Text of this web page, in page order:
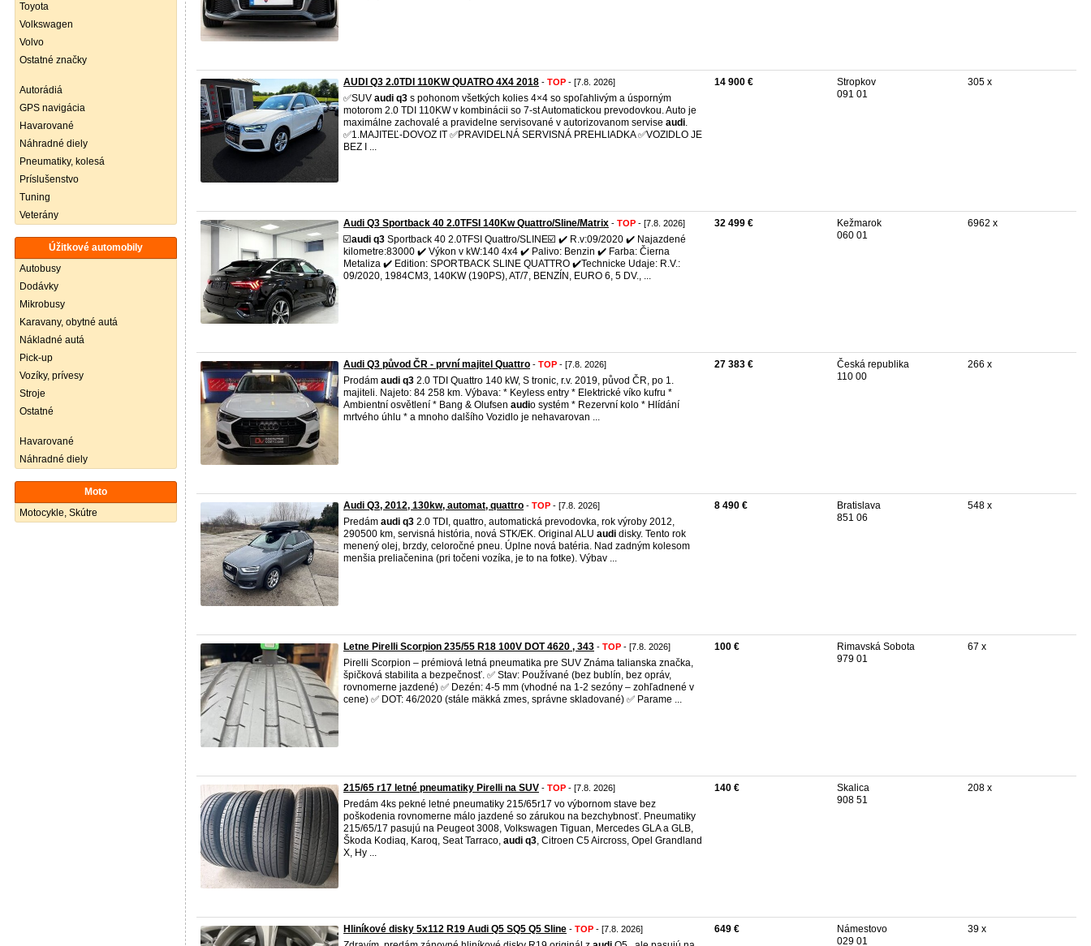
Toyota
Volkswagen
Volvo
Ostatné značky
Autorádiá
GPS navigácia
Havarované
Náhradné diely
Pneumatiky, kolesá
Príslušenstvo
Tuning
Veterány
Úžitkové automobily
Autobusy
Dodávky
Mikrobusy
Karavany, obytné autá
Nákladné autá
Pick-up
Vozíky, prívesy
Stroje
Ostatné
Havarované
Náhradné diely
Moto
Motocykle, Skútre
AUDI Q3 2.0TDI 110KW QUATRO 4X4 2018 - TOP - [7.8. 2026]
✅️SUV audi q3 s pohonom všetkých kolies 4×4 so spoľahlivým a úsporným
motorom 2.0 TDI 110KW v kombinácii so 7-st Automatickou prevodovkou. Auto je
maximálne zachovalé a pravidelne servisované v autorizovanom servise audi.
✅️1.MAJITEĽ-DOVOZ IT ✅️PRAVIDELNÁ SERVISNÁ PREHLIADKA ✅️VOZIDLO JE
BEZ I ...
14 900 €
Stropkov
091 01
305 x
Audi Q3 Sportback 40 2.0TFSI 140Kw Quattro/Sline/Matrix - TOP - [7.8. 2026]
☑️audi q3 Sportback 40 2.0TFSI Quattro/SLINE☑️ ✔️ R.v:09/2020 ✔️ Najazdené
kilometre:83000 ✔️ Výkon v kW:140 4x4 ✔️ Palivo: Benzin ✔️ Farba: Čierna
Metaliza ✔️ Edition: SPORTBACK SLINE QUATTRO ✔️Technicke Udaje: R.V.:
09/2020, 1984CM3, 140KW (190PS), AT/7, BENZÍN, EURO 6, 5 DV., ...
32 499 €
Kežmarok
060 01
6962 x
Audi Q3 původ ČR - první majitel Quattro - TOP - [7.8. 2026]
Prodám audi q3 2.0 TDI Quattro 140 kW, S tronic, r.v. 2019, původ ČR, po 1.
majiteli. Najeto: 84 258 km. Výbava: * Keyless entry * Elektrické víko kufru *
Ambientní osvětlení * Bang & Olufsen audio systém * Rezervní kolo * Hlídání
mrtvého úhlu * a mnoho dalšího Vozidlo je nehavarovan ...
27 383 €
Česká republika
110 00
266 x
Audi Q3, 2012, 130kw, automat, quattro - TOP - [7.8. 2026]
Predám audi q3 2.0 TDI, quattro, automatická prevodovka, rok výroby 2012,
290500 km, servisná história, nová STK/EK. Original ALU audi disky. Tento rok
menený olej, brzdy, celoročné pneu. Úplne nová batéria. Nad zadným kolesom
menšia preliačenina (pri točeni vozíka, je to na fotke). Výbav ...
8 490 €
Bratislava
851 06
548 x
Letne Pirelli Scorpion 235/55 R18 100V DOT 4620 , 343 - TOP - [7.8. 2026]
Pirelli Scorpion – prémiová letná pneumatika pre SUV Známa talianska značka,
špičková stabilita a bezpečnosť. ✅ Stav: Používané (bez bublín, bez opráv,
rovnomerne jazdené) ✅ Dezén: 4-5 mm (vhodné na 1-2 sezóny – zohľadnené v
cene) ✅ DOT: 46/2020 (stále mäkká zmes, správne skladované) ✅ Parame ...
100 €
Rimavská Sobota
979 01
67 x
215/65 r17 letné pneumatiky Pirelli na SUV - TOP - [7.8. 2026]
Predám 4ks pekné letné pneumatiky 215/65r17 vo výbornom stave bez
poškodenia rovnomerne málo jazdené so zárukou na bezchybnosť. Pneumatiky
215/65/17 pasujú na Peugeot 3008, Volkswagen Tiguan, Mercedes GLA a GLB,
Škoda Kodiaq, Karoq, Seat Tarraco, audi q3, Citroen C5 Aircross, Opel Grandland
X, Hy ...
140 €
Skalica
908 51
208 x
Hliníkové disky 5x112 R19 Audi Q5 SQ5 Q5 Sline - TOP - [7.8. 2026] 649 €
Námestovo
029 01
39 x